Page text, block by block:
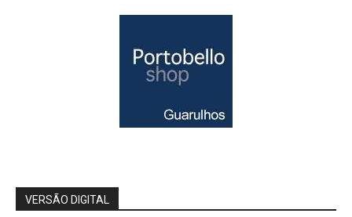
VERSÃO DIGITAL